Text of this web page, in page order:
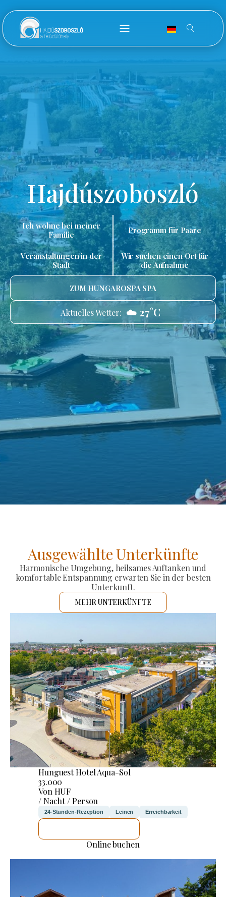
Hajdúszoboszló
Ich wohne bei meiner
Familie
Programm für Paare
Veranstaltungen in der
Stadt
Wir suchen einen Ort für
die Aufnahme
ZUM HUNGAROSPA SPA
Aktuelles Wetter: ☁️ 27°C
Ausgewählte Unterkünfte
Harmonische Umgebung, heilsames Auftanken und
komfortable Entspannung erwarten Sie in der besten
Unterkunft.
MEHR UNTERKÜNFTE
Hunguest Hotel Aqua-Sol
33.000
Von HUF
/ Nacht / Person
24-Stunden-Rezeption Leinen Erreichbarkeit
Online buchen